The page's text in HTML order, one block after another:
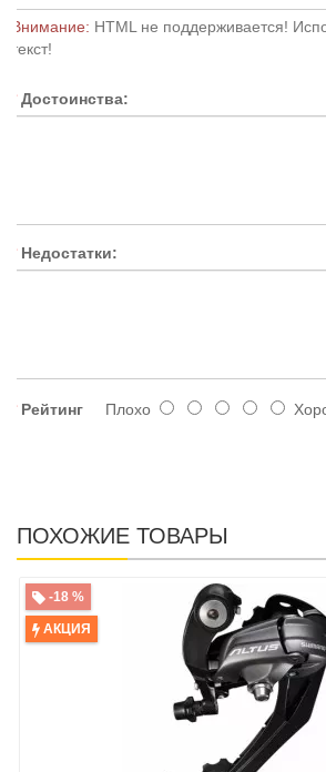
Внимание: HTML не поддерживается!
текст!
Достоинства:
Недостатки:
Рейтинг Плохо
ПОХОЖИЕ ТОВАРЫ
-18 %
АКЦИЯ